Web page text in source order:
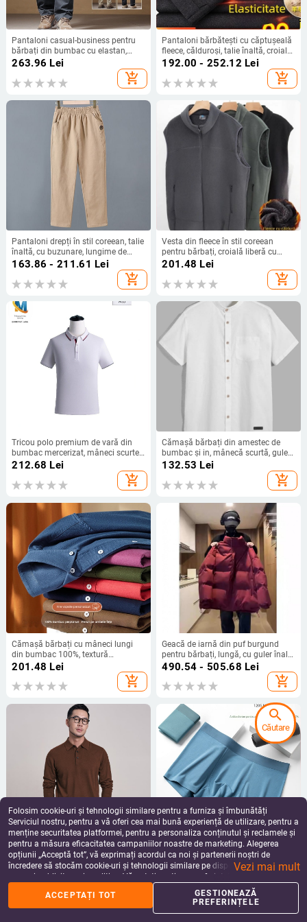
Pantaloni casual-business pentru
bărbați din bumbac cu elastan,
croială dreaptă, talie medie,
263.96 Lei
add_shopping_cart
Pantaloni bărbătești cu căptușeală
fleece, călduroși, talie înaltă, croială
dreaptă pentru iarnă
192.00 - 252.12 Lei
add_shopping_cart
Pantaloni drepți în stil coreean, talie
înaltă, cu buzunare, lungime de
nouă puncte, căptușiți sau fără
căptușeală, bumbac pur, rezistenți
la vânt
163.86 - 211.61 Lei
add_shopping_cart
Vesta din fleece în stil coreean
pentru bărbați, croială liberă cu
fermoar, toamnă 2024
201.48 Lei
add_shopping_cart
Tricou polo premium de vară din
bumbac mercerizat, mâneci scurte,
croială ușoară de afaceri, broderie
212.68 Lei
add_shopping_cart
Cămașă bărbați din amestec de
bumbac și in, mânecă scurtă, guler
stand, ușoară și respirabilă, uni,
132.53 Lei
add_shopping_cart
Cămașă bărbați cu mâneci lungi
din bumbac 100%, textură
catifelată, toamnă 2025, stil
201.48 Lei
add_shopping_cart
Geacă de iarnă din puf burgund
pentru bărbați, lungă, cu guler înalt
și glugă
490.54 - 505.68 Lei
add_shopping_cart
Pulover bărbătesc din lână 100%
fină, croială Slim, guler Turn-down,
lavabil în mașină, tiv ribat
417.32Lei
add_shopping_cart
Boxeri bărbați Modal – respirabili,
antibacterieni; căptușeală din
mătase Mulberry; talie medie
58.16 - 66.43 Lei
add_shopping_cart
Folosim cookie-uri și tehnologii similare pentru a furniza și îmbunătăți
Serviciul nostru, pentru a vă oferi cea mai bună experiență de utilizare, pentru a
menține securitatea platformei, pentru a personaliza conținutul și reclamele și
pentru a măsura eficacitatea campaniilor noastre de marketing. Alegerea
opțiunii „Acceptă tot”, vă exprimați acordul ca noi și partenerii noștri de
încredere să stocăm cookie-uri și tehnologii similare pe dispozitivul dvs. în
scopuri publicitare și analitice. Vă puteți gestiona preferințele în orice moment
făcând clic pe „Gestionează preferințele”. Pentru mai multe informații, vă
rugăm să consultațiPolitica noastră de confidențialitate.
Vezi mai mult
ACCEPTAȚI TOT
GESTIONEAZĂ
PREFERINȚELE
search
Căutare